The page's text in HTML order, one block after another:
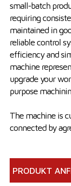
small-batch
requiring
maintained in
reliable control
efficiency and
machine
upgrade your
purpose
The machine is
connected by
PRODUKT